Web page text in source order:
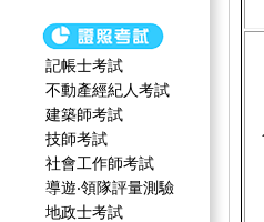
記帳士考試
不動產經紀人考試
建築師考試
技師考試
社會工作師‍考試
導遊‧領隊評量測驗
地政士考試